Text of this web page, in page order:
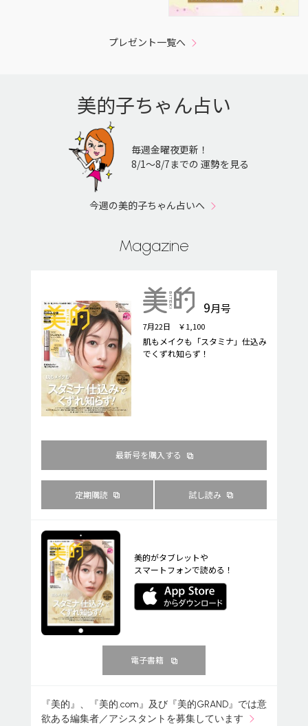
プレゼント一覧へ
美的子ちゃん占い
毎週金曜夜更新！
8/1〜8/7までの 運勢を見る
今週の美的子ちゃん占いへ
Magazine
9月号
7月22日 ￥1,100
肌もメイクも「スタミナ」仕込み
でくずれ知らず！
最新号を購入する
定期購読 試し読み
美的がタブレットや
スマートフォンで読める！
電子書籍
『美的』、『美的.com』及び『美的GRAND』では意
欲ある編集者／アシスタントを募集しています